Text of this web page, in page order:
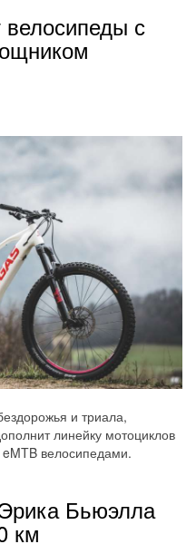
с
и триала,
линейку мотоциклов
велосипедами.
Бьюэлла
км